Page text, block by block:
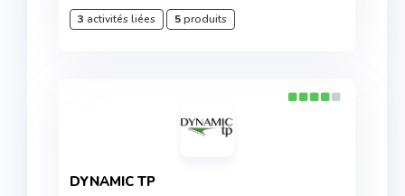
3 activités liées 5produits
DYNAMIC TP